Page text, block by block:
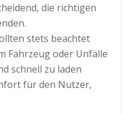
die richtigen
stets beachtet
Fahrzeug oder Unfälle
schnell zu laden
für den Nutzer,